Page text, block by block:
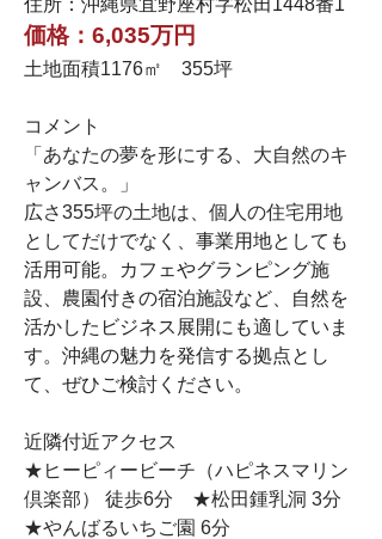
住所：沖縄県宜野座村字松田1448番1
価格： 6,035万円
土地面積1176㎡　355坪
コメント
「あなたの夢を形にする、大自然のキ
ャンバス。」
広さ355坪の土地は、個人の住宅用地
としてだけでなく、 事業用地としても
活用可能。カフェやグランピング施
設、農園付きの宿泊施設など、自然を
活かしたビジネス展開にも適していま
す。沖縄の魅力を発信する拠点とし
て、ぜひご検討ください。
近隣付近アクセス
★ヒーピィービーチ（ハピネスマリン
倶楽部） 徒歩6分　★松田鍾乳洞 3分
★やんばるいちご園 6分